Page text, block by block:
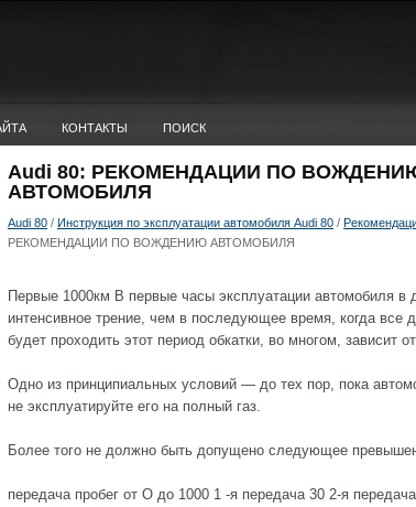
КОНТАКТЫ ПОИСК
Audi 80: РЕКОМЕНДАЦИИ ПО
АВТОМОБИЛЯ
Audi 80 / Инструкция по эксплуатации автомобиля Audi 80 /
РЕКОМЕНДАЦИИ ПО ВОЖДЕНИЮ АВТОМОБИЛЯ
Первые 1000км В первые часы эксплуатации автомобиля в
интенсивное трение, чем в последующее время, когда все
будет проходить этот период обкатки, во многом, зависит
Одно из принципиальных условий — до тех пор, пока
не эксплуатируйте его на полный газ.
Более того не должно быть допущено следующее
передача пробег от О до 1000 1 -я передача 30 2-я